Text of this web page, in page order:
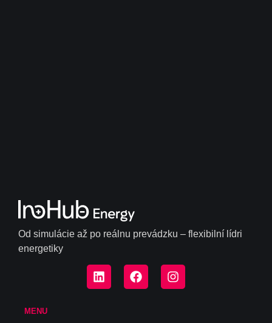
Od simulácie až po reálnu prevádzku – flexibilní lídri
energetiky
MENU